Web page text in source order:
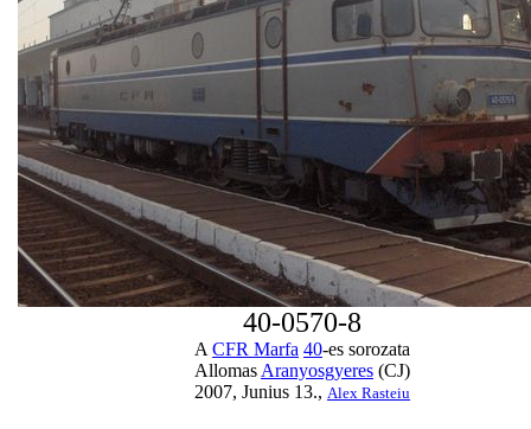
40-0570-8
A CFR Marfa 40-es sorozata
Allomas Aranyosgyeres (CJ)
2007, Junius 13., Alex Rasteiu